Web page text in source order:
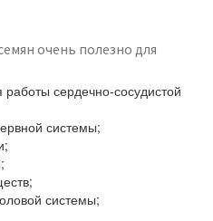
очень полезно для
сердечно-сосудистой
системы;
системы;